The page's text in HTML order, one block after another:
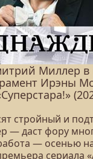
Миллер в
Ирэны
стройный и
— даст фору
— осенью
сериала